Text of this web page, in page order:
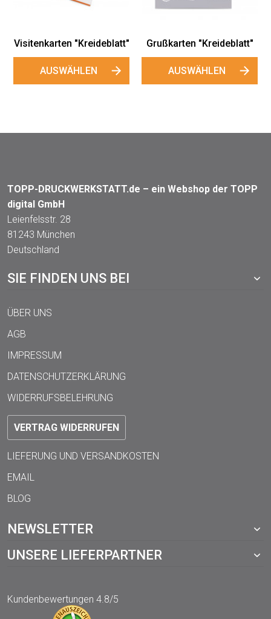
AUSWÄHLEN
TOPP-DRUCKWERKSTATT.de – ein Webshop der TOPP
digital GmbH
Leienfelsstr. 28
81243 München
Deutschland
SIE FINDEN UNS BEI
ÜBER UNS
AGB
IMPRESSUM
DATENSCHUTZERKLÄRUNG
WIDERRUFSBELEHRUNG
VERTRAG WIDERRUFEN
LIEFERUNG UND VERSANDKOSTEN
EMAIL
BLOG
NEWSLETTER
UNSERE LIEFERPARTNER
Kundenbewertungen 4.8/5